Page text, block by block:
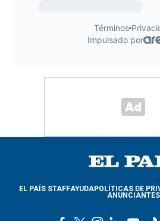
EL PAÍS STAFFAYUDAPOLÍTICAS DE
ANUNCIANTES